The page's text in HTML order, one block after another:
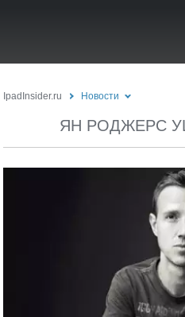
IpadInsider.ru Новости
ЯН РОДЖЕРС